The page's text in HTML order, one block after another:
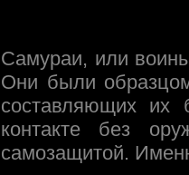
Самураи, или
Они были
составляющих их
контакте без
самозащитой.